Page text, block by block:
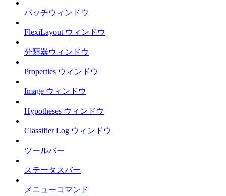
バッチウィンドウ
FlexiLayout ウィンドウ
分類器ウィンドウ
Properties ウィンドウ
Image ウィンドウ
Hypotheses ウィンドウ
Classifier Log ウィンドウ
ツールバー
ステータスバー
メニューコマンド